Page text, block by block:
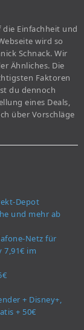
Einfachheit und
wird so
Schnack. Wir
Ähnliches. Die
Faktoren
du dennoch
eines Deals,
über Vorschläge
Depot
und mehr ab
Netz für
7,91€ im
+ Disney+,
+ 50€